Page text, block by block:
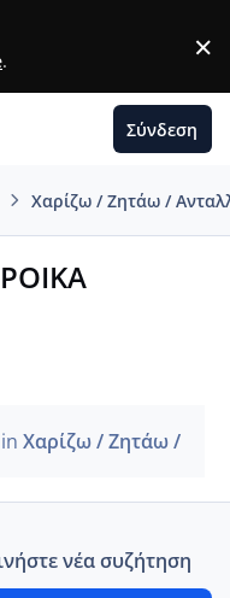
. ×
Σύνδεση
Χαρίζω / Ζητάω /
Χαρίζω / Ζητάω /
νέα συζήτηση